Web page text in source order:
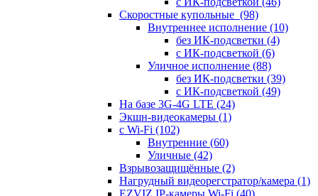
Скоростные купольные (98)
Внутреннее исполнение (10)
без ИК-подсветки (4)
с ИК-подсветкой (6)
Уличное исполнение (88)
без ИК-подсветки (39)
с ИК-подсветкой (49)
На базе 3G-4G LTE (24)
Экшн-видеокамеры (1)
с Wi-Fi (102)
Внутренние (60)
Уличные (42)
Взрывозащищённые (2)
Нагрудный видеорегстратор/камера (1)
EZVIZ IP-камеры Wi-Fi (40)